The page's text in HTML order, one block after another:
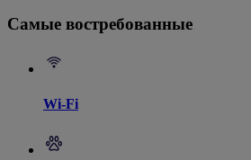
Самые востребованные
Wi-Fi